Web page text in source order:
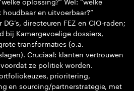
en uitvoerbaar?”
directeuren FEZ en CIO-raden;
bij Kamergevoelige dossiers,
transformaties (o.a.
Cruciaal: klanten vertrouwen
ze politiek worden.
prioritering,
en sourcing/partnerstrategie, met